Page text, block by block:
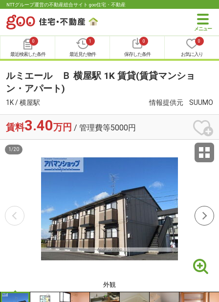
NTTグループ運営の不動産総合サイト goo住宅・不動産
0
最近検索した条件
1
最近見た物件
0
保存した条件
0
お気に入り
ルミエール Ｂ 横屋駅 1K 賃貸(賃貸マンショ
ン・アパート)
1K / 横屋駅 情報提供元 SUUMO
賃料3.40万円 / 管理費等5000円
外観
1 /20